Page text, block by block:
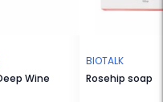
Wine
BIOTALK
Rosehip soap